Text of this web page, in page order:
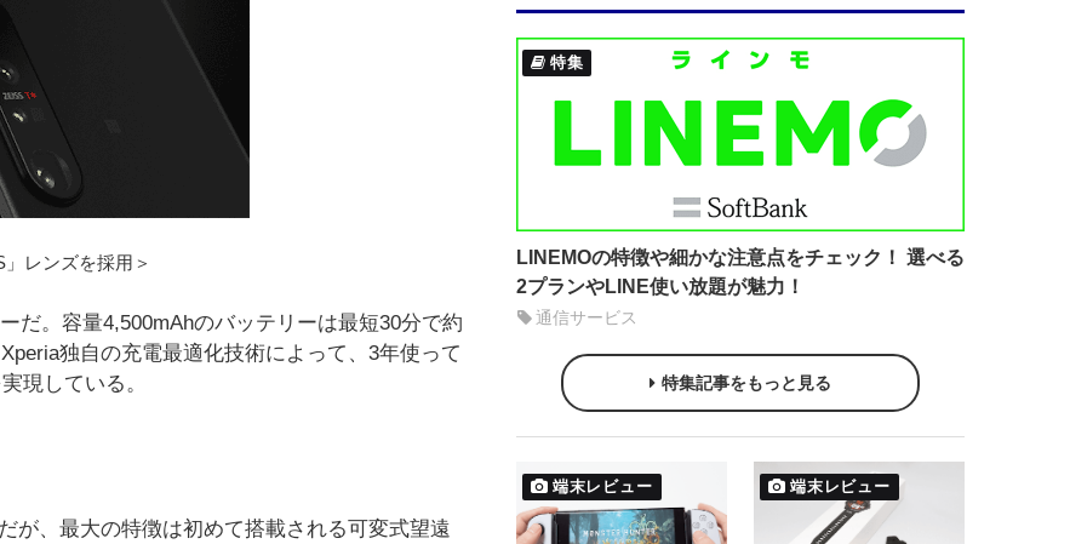
レンズを採用＞
だ。容量4,500mAhのバッテリーは最短30分で約
独自の充電最適化技術によって、3年使って
現している。
が、最大の特徴は初めて搭載される可変式望遠
特集
LINEMOの特徴や細かな注意点をチェック！ 選べる
2プランやLINE使い放題が魅力！
通信サービス
特集記事をもっと見る
端末レビュー 端末レビュー